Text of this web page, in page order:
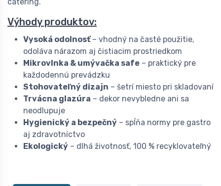
catering.
Výhody produktov:
Vysoká odolnosť– vhodný na časté použitie,
odoláva nárazom aj čistiacim prostriedkom
Mikrovlnka & umývačka safe – praktický pre
každodennú prevádzku
Stohovateľný dizajn – šetrí miesto pri skladovaní
Trvácna glazúra – dekor nevybledne ani sa
neodlupuje
Hygienický a bezpečný – spĺňa normy pre gastro
aj zdravotníctvo
Ekologický – dlhá životnosť, 100 % recyklovateľný